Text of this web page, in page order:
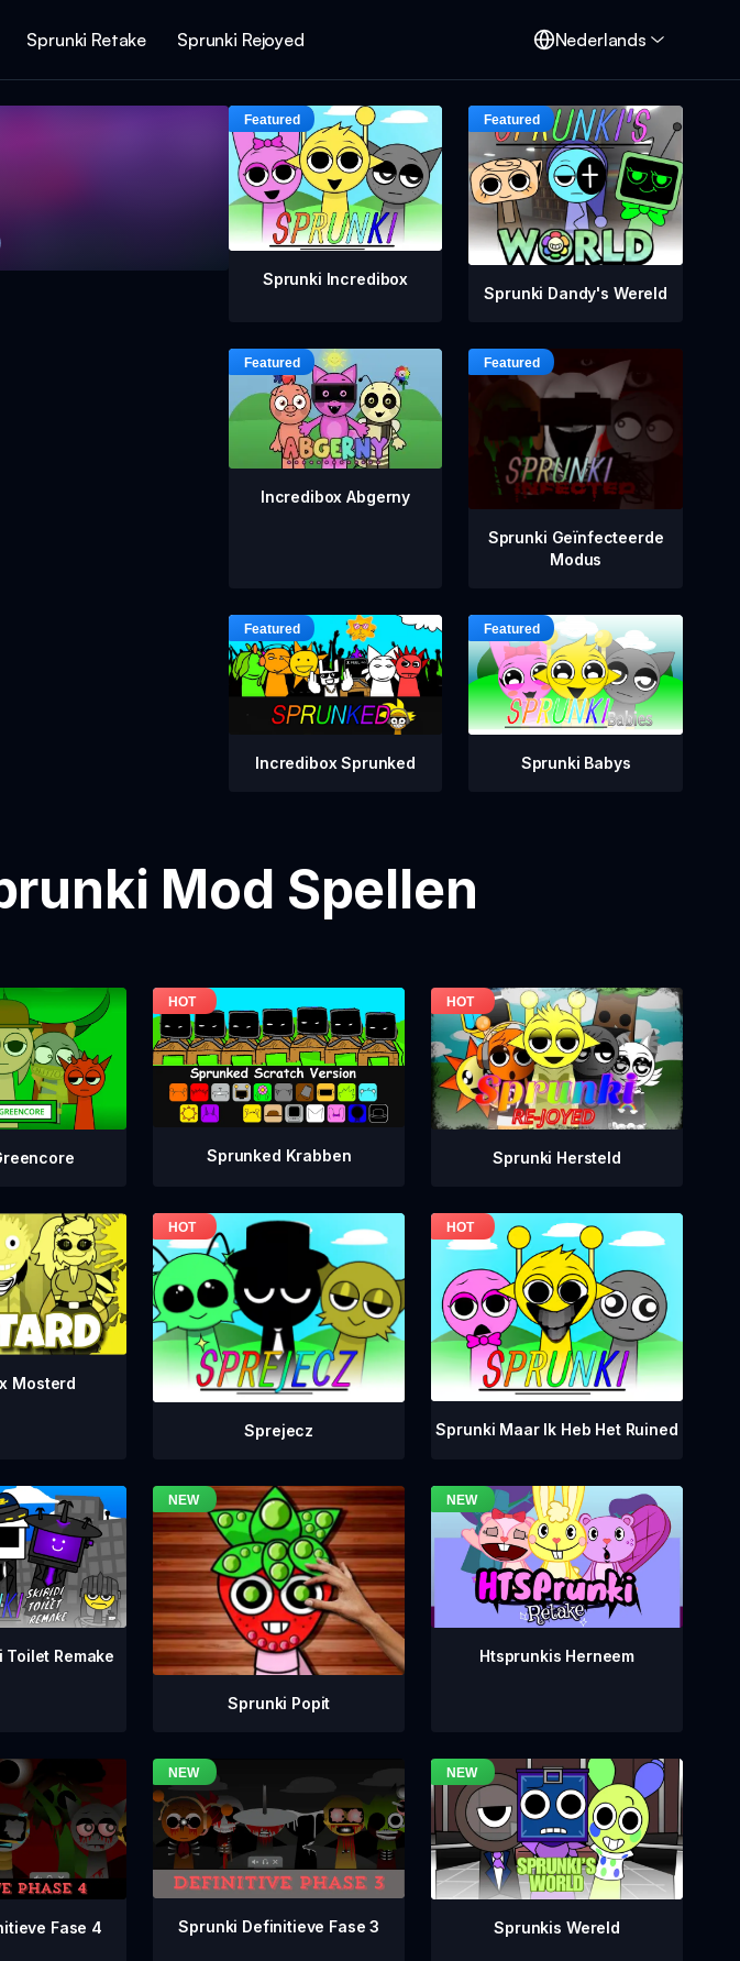
Sprunki Retake Sprunki Rejoyed Nederlands
Sprunki Incredibox
Sprunki Dandy's Wereld
Incredibox Abgerny
Sprunki Geïnfecteerde
Modus
Incredibox Sprunked Sprunki Babys
Mod Spellen
Sprunked Krabben Sprunki Hersteld
Mosterd
Sprejecz Sprunki Maar Ik Heb Het Ruined
Remake
Sprunki Popit
Htsprunkis Herneem
Fase 4 Sprunki Definitieve Fase 3 Sprunkis Wereld